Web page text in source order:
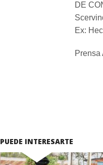
DE
Ex:
Prensa
PUEDE INTERESARTE